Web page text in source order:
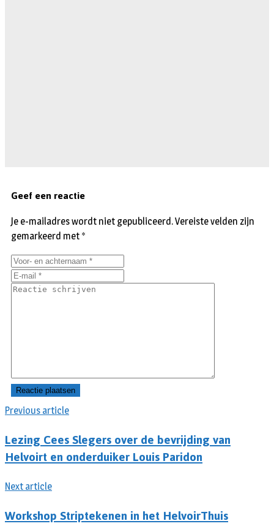
Previous article
Lezing Cees Slegers over de bevrijding van
Helvoirt en onderduiker Louis Paridon
Next article
Workshop Striptekenen in het HelvoirThuis
Geef een reactie
Je e-mailadres wordt niet gepubliceerd.Vereiste velden zijn
gemarkeerd met *